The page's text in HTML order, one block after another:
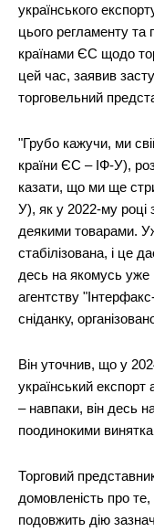
українського
цього регламенту та
країнами ЄС щодо
цей час, заявив
торговельний
"Грубо кажучи, ми
країни ЄС – ІФ-У),
казати, що ми ще
У), як у 2022-му році
деякими товарами.
стабілізована, і це
десь на якомусь уже
агентству
сніданку,
Він уточнив, що у
український експорт
– навпаки, він десь
поодинокими
Торговий
домовленість про
подовжить дію